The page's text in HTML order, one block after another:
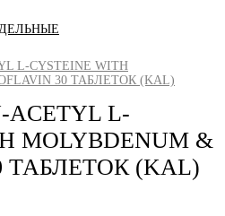
L-CYSTEINE WITH
30 ТАБЛЕТОК (KAL)
ACETYL L-
MOLYBDENUM &
ТАБЛЕТОК (KAL)